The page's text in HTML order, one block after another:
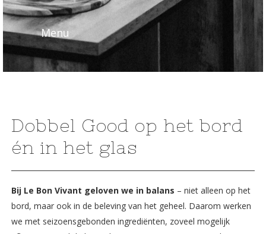
Menu
Dobbel Good op het bord
én in het glas
Bij Le Bon Vivant geloven we in balans – niet alleen op het
bord, maar ook in de beleving van het geheel. Daarom werken
we met seizoensgebonden ingrediënten, zoveel mogelijk